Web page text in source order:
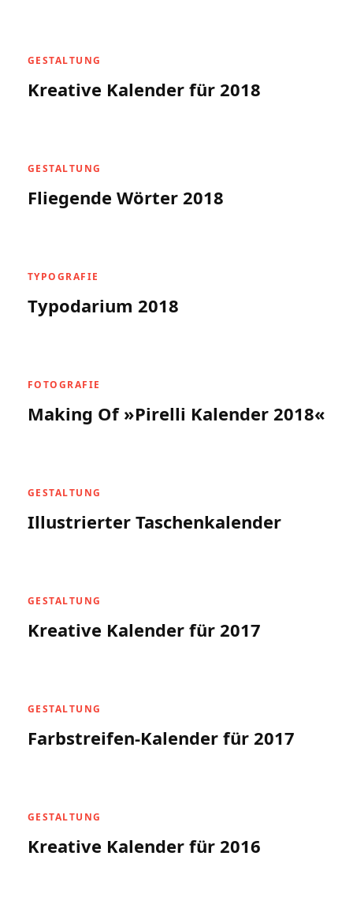
GESTALTUNG
Kreative Kalender für 2018
GESTALTUNG
Fliegende Wörter 2018
TYPOGRAFIE
Typodarium 2018
FOTOGRAFIE
Making Of »Pirelli Kalender 2018«
GESTALTUNG
Illustrierter Taschenkalender
GESTALTUNG
Kreative Kalender für 2017
GESTALTUNG
Farbstreifen-Kalender für 2017
GESTALTUNG
Kreative Kalender für 2016